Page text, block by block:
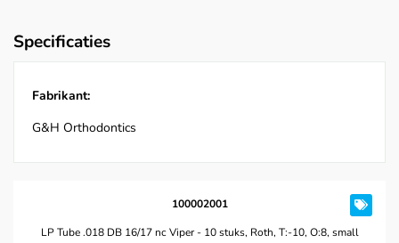
Specificaties
Fabrikant:
G&H Orthodontics
100002001
LP Tube .018 DB 16/17 nc Viper - 10 stuks, Roth, T:-10, O:8, small